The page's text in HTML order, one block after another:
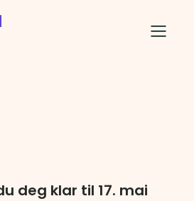
deg klar til 17. mai